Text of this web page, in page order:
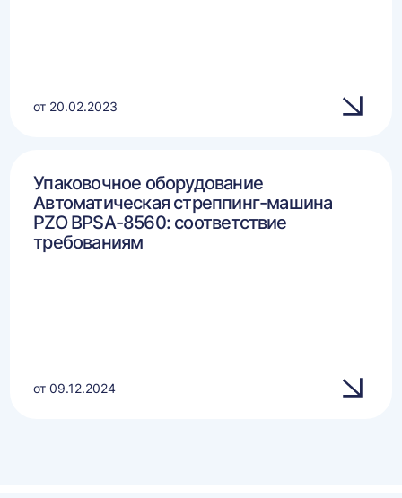
от 20.02.2023
Упаковочное оборудование
Автоматическая стреппинг-машина
PZO BPSA-8560: соответствие
требованиям
от 09.12.2024